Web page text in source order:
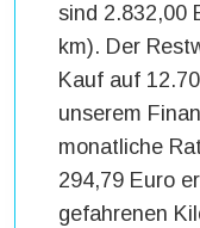
sind 2.832,00
km). Der
Kauf auf
unserem
monatliche
294,79 Euro
gefahrenen